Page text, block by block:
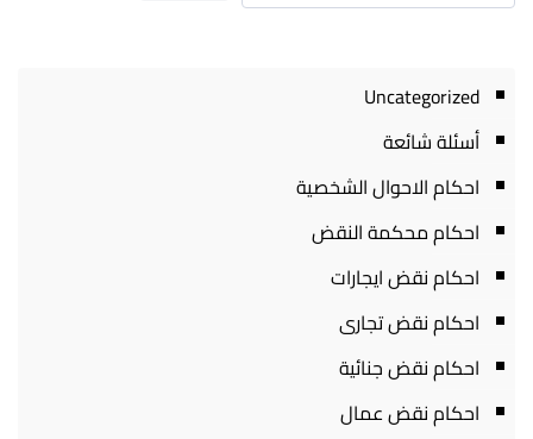
Uncategorized
أسئلة شائعة
احكام الاحوال الشخصية
احكام محكمة النقض
احكام نقض ايجارات
احكام نقض تجارى
احكام نقض جنائية
احكام نقض عمال